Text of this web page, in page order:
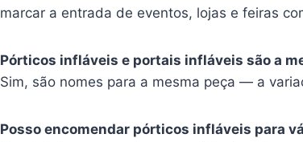
marcar a entrada de eventos, lojas e feiras
Pórticos infláveis e portais infláveis são a
Sim, são nomes para a mesma peça — a
Posso encomendar pórticos infláveis para